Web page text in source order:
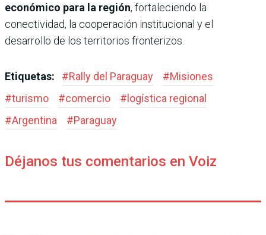
económico para la región, fortaleciendo la
conectividad, la cooperación institucional y el
desarrollo de los territorios fronterizos.
Etiquetas: #Rally del Paraguay #Misiones
#turismo #comercio #logística regional
#Argentina #Paraguay
Déjanos tus comentarios en Voiz